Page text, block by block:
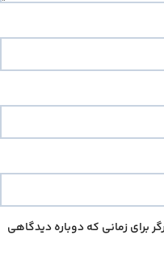
برای زمانی که دوباره دیدگاهی